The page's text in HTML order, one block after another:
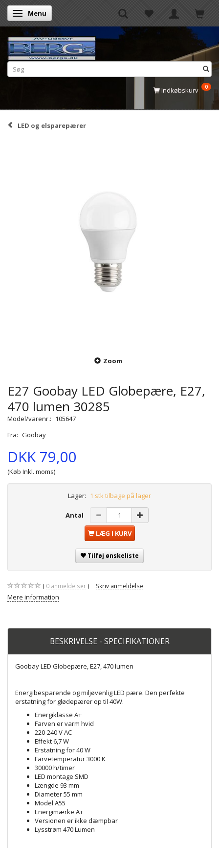
Skifte navigation
Menu
Indkøbskurv 0
LED og elsparepærer
Zoom
E27 Goobay LED Globepære, E27,
470 lumen 30285
Model/varenr.: 105647
Fra: Goobay
DKK 79,00
(Køb Inkl. moms)
Lager: 1 stk tilbage på lager
Antal
LÆG I KURV
Tilføj ønskeliste
0 anmeldelser Skriv anmeldelse
Mere information
BESKRIVELSE - SPECIFIKATIONER
Goobay LED Globepære, E27, 470 lumen
Energibesparende og miljøvenlig LED pære. Den perfekte
erstatning for glødepærer op til 40W.
Energiklasse A+
Farven er varm hvid
220-240 V AC
Effekt 6,7 W
Erstatning for 40 W
Farvetemperatur 3000 K
30000 h/timer
LED montage SMD
Længde 93 mm
Diameter 55 mm
Model A55
Energimærke A+
Versionen er ikke dæmpbar
Lysstrøm 470 Lumen